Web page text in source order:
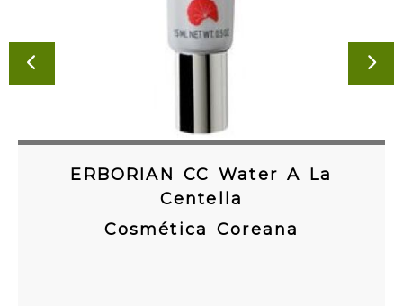
ERBORIAN CC Water A La
Centella
Cosmética Coreana